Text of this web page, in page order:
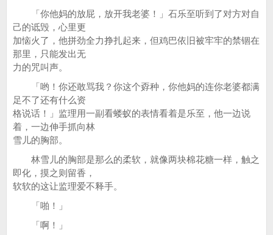
「你他妈的放屁，放开我老婆！」石乐至听到了对方对自
己的诋毁，心里更
加恼火了，他拼劲全力挣扎起来，但鸡巴依旧被牢牢的禁锢在
那里，只能发出无
力的咒叫声。
「哟！你还敢骂我？你这个孬种，你他妈的连你老婆都满
足不了还有什么资
格说话！」监理用一副看蝼蚁的表情看着是乐至，他一边说
着，一边伸手抓向林
雪儿的胸部。
林雪儿的胸部是那么的柔软，就像两块棉花糖一样，触之
即化，摸之则留香，
软软的这让监理爱不释手。
「啪！」
「啊！」